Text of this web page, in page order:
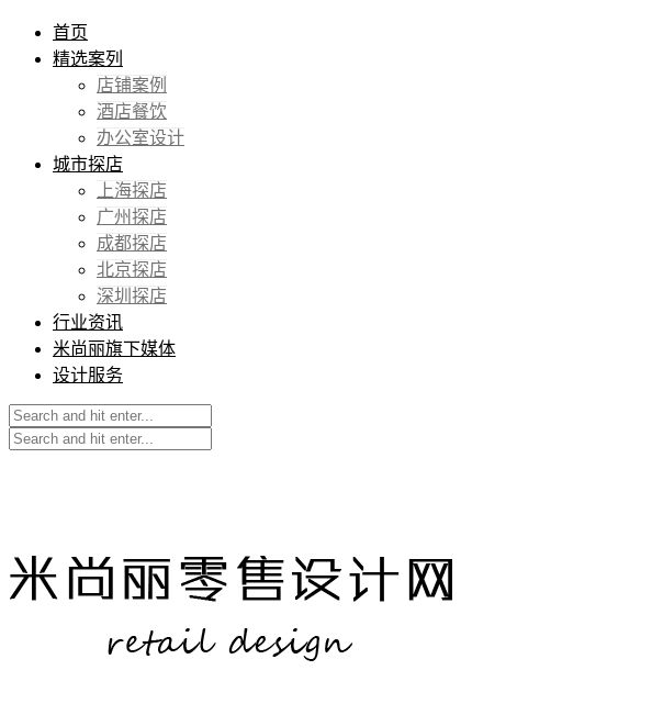
首页
精选案列
店铺案例
酒店餐饮
办公室设计
城市探店
上海探店
广州探店
成都探店
北京探店
深圳探店
行业资讯
米尚丽旗下媒体
设计服务